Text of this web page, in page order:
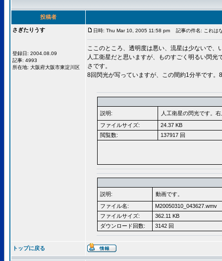
投稿者
さぎたりうす
登録日: 2004.08.09
記事: 4993
所在地: 大阪府大阪市東淀川区
日時: Thu Mar 10, 2005 11:58 pm 記事の件名: これは
ここのところ、透明度は悪い、流星は少ないで
人工衛星だと思いますが、ものすごく明るい閃
さです。
8回閃光が写っていますが、この間約1分半です
説明:
人工衛星の閃光です。
ファイルサイズ:
24.37 KB
閲覧数:
137917 回
説明:
動画です。
ファイル名:
M20050310_043627.wmv
ファイルサイズ:
362.11 KB
ダウンロード回数:
3142 回
トップに戻る